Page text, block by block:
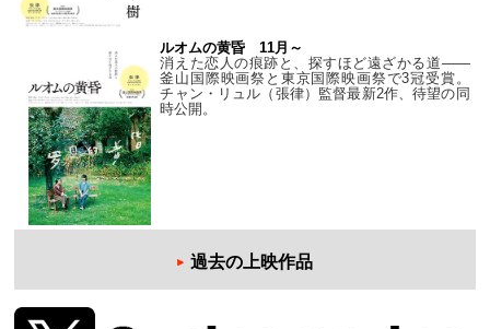
ルオムの黄昏 11月～
消えた恋人の痕跡と、探すほど遠ざかる道——
釜山国際映画祭と東京国際映画祭で3冠受賞。
チャン・リュル（張律）監督最新2作、待望の同
時公開。
過去の上映作品